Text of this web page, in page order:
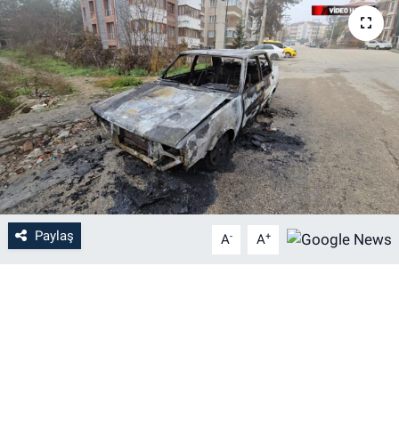
Paylaş A- A+